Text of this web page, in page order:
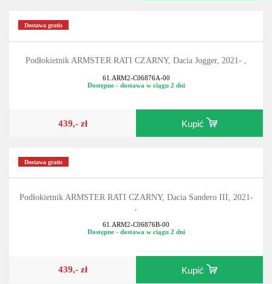
Dostawa gratis
Podłokietnik ARMSTER RATI CZARNY, Dacia Jogger, 2021- ,
61.ARM2-C06876A-00
Dostępne - dostawa w ciągu 2 dni
439,- zł Kupić
Dostawa gratis
Podłokietnik ARMSTER RATI CZARNY, Dacia Sandero III, 2021-
,
61.ARM2-C06876B-00
Dostępne - dostawa w ciągu 2 dni
439,- zł Kupić